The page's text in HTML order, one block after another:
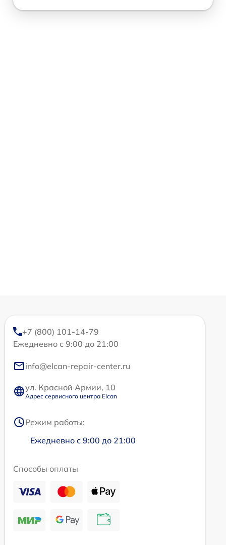
+7 (800) 101-14-79
Ежедневно с 9:00 до 21:00
info@elcan-repair-center.ru
ул. Красной Армии, 10
Адрес сервисного центра Elcan
Режим работы:
Ежедневно с 9:00 до 21:00
Способы оплаты